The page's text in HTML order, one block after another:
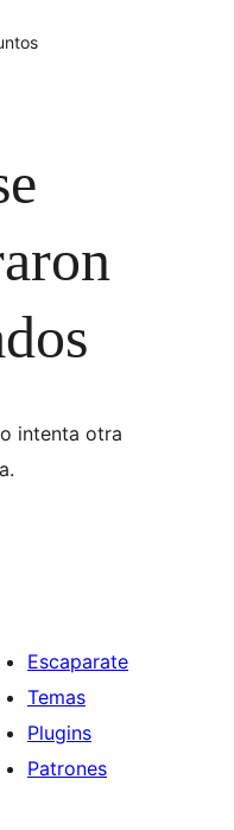
o intenta otra
Escaparate
Temas
Plugins
Patrones